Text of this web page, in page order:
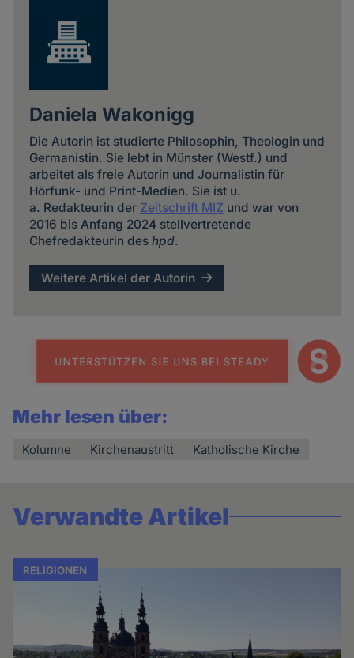
Daniela Wakonigg
Die Autorin ist studierte Philosophin, Theologin und
Germanistin. Sie lebt in Münster (Westf.) und
arbeitet als freie Autorin und Journalistin für
Hörfunk- und Print-Medien. Sie ist u.
a. Redakteurin der Zeitschrift MIZ und war von
2016 bis Anfang 2024 stellvertretende
Chefredakteurin des hpd.
Weitere Artikel der Autorin
Mehr lesen über:
Kolumne Kirchenaustritt Katholische Kirche
Verwandte Artikel
RELIGIONEN